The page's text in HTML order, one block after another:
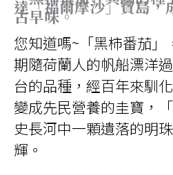
達「福爾摩沙」寶島，
古早味。
您知道嗎~「黑柿番茄」
期隨荷蘭人的帆船漂洋
台的品種，經百年來馴
變成先民營養的圭寶，
史長河中一顆遺落的明
輝。